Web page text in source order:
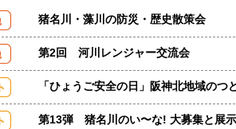
猪名川・藻川の防災・歴史散策会
第2回 河川レンジャー交流会
「ひょうご安全の日」阪神北地域のつ
第13弾 猪名川のい〜な! 大募集と展示